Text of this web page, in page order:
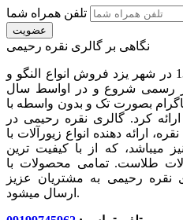
تلفن همراه شما
عضویت
نگاهی بر گالری نقره رحیمی
گالری نقره رحیمی در سال 1392 در شهر یزد فروش انواع النگو و
رسمی شروع و در اواسط سال
بصورت تک و بدون واسطه با
کرد. گالری نقره رحیمی در
ارائه دهنده انواع زیورآلات با
طلا نیز میباشد، که از با کیفیت‏ ترین
طلاست. تمامی محصولات با
رحیمی به مشتریان عزیز
ارسال میشود.